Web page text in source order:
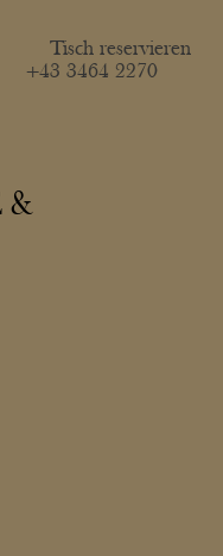
Tisch reservieren
+43 3464 2270
&